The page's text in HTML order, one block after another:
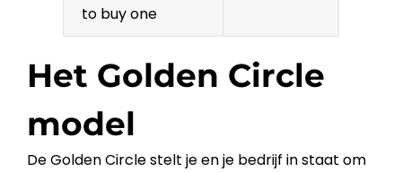
to buy one
Het Golden Circle
model
DeGolden Circlestelt je en je bedrijf in staat om